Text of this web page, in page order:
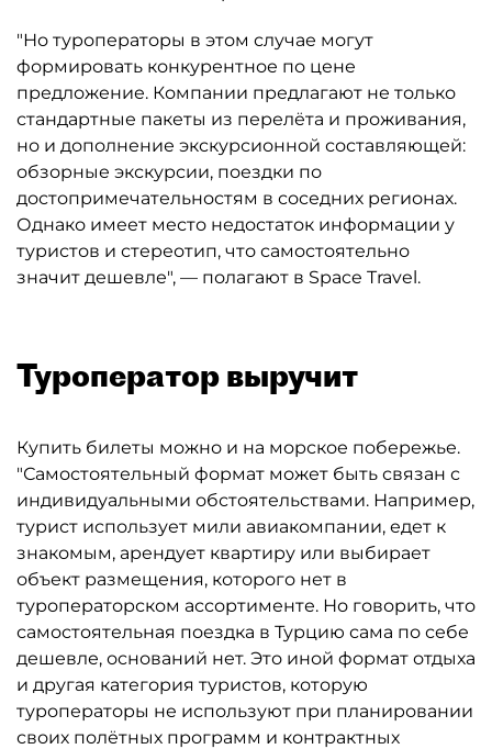
"Но туроператоры в этом случае могут
формировать конкурентное по цене
предложение. Компании предлагают не только
стандартные пакеты из перелёта и проживания,
но и дополнение экскурсионной составляющей:
обзорные экскурсии, поездки по
достопримечательностям в соседних регионах.
Однако имеет место недостаток информации у
туристов и стереотип, что самостоятельно
значит дешевле", — полагают в Space Travel.
Туроператор выручит
Купить билеты можно и на морское побережье.
"Самостоятельный формат может быть связан с
индивидуальными обстоятельствами. Например,
турист использует мили авиакомпании, едет к
знакомым, арендует квартиру или выбирает
объект размещения, которого нет в
туроператорском ассортименте. Но говорить, что
самостоятельная поездка в Турцию сама по себе
дешевле, оснований нет. Это иной формат отдыха
и другая категория туристов, которую
туроператоры не используют при планировании
своих полётных программ и контрактных